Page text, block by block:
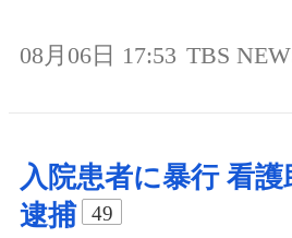
08月06日 17:53 TBS
入院患者に暴行 看護
逮捕
49